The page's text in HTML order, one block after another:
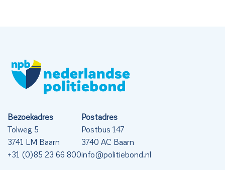
Bezoekadres
Tolweg 5
3741 LM Baarn
+31 (0)85 23 66 800
Postadres
Postbus 147
3740 AC Baarn
info@politiebond.nl